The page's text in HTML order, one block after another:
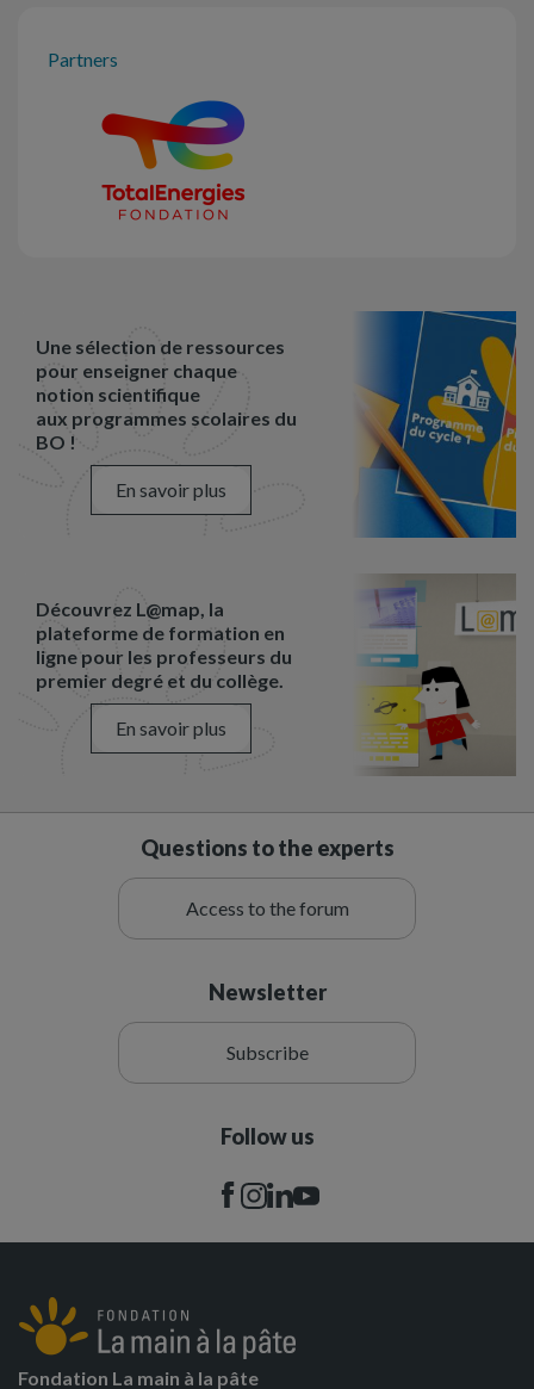
Partners
Une sélection de ressources
pour enseigner chaque
notion scientifique
aux programmes scolaires du
BO !
En savoir plus
Découvrez L@map, la
plateforme de formation en
ligne pour les professeurs du
premier degré et du collège.
En savoir plus
Questions to the experts
Access to the forum
Newsletter
Subscribe
Follow us
Fondation La main à la pâte